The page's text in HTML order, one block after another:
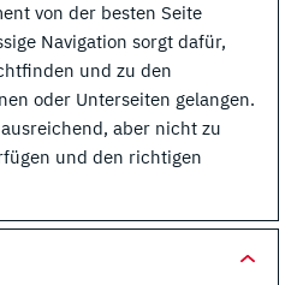
von der besten Seite
Navigation sorgt dafür,
und zu den
oder Unterseiten gelangen.
aber nicht zu
und den richtigen